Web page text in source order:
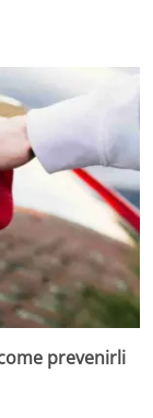
prevenirli